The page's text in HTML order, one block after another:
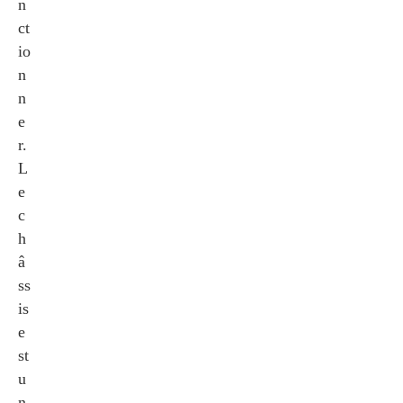
n
ct
io
n
n
e
r.
L
e
c
h
â
ss
is
e
st
u